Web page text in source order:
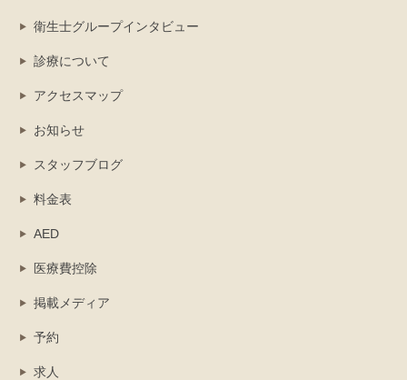
衛生士グループインタビュー
診療について
アクセスマップ
お知らせ
スタッフブログ
料金表
AED
医療費控除
掲載メディア
予約
求人